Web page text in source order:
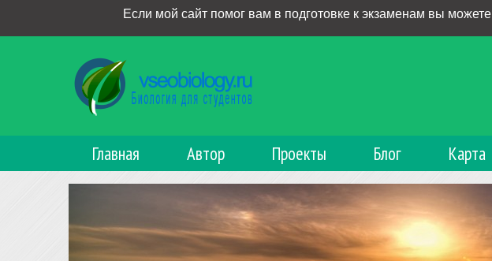
Если мой сайт помог вам в подготовке к экзаменам вы можете
Главная Автор Проекты Блог Карта